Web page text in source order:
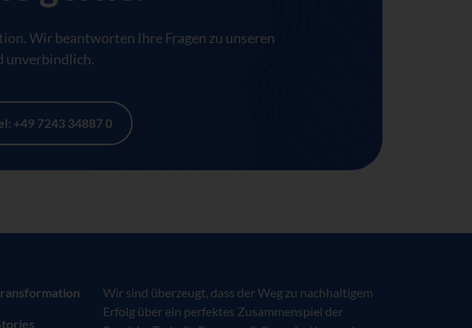
Wir beantworten Ihre Fragen zu unseren
unverbindlich.
+49 7243 34887 0
Wir sind überzeugt, dass der Weg zu nachhaltigem
Erfolg über ein perfektes Zusammenspiel der